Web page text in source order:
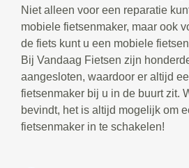
Niet alleen voor een reparatie
mobiele fietsenmaker, maar ook
de fiets kunt u een mobiele
Bij Vandaag Fietsen zijn
aangesloten, waardoor er altijd
fietsenmaker bij u in de buurt zit.
bevindt, het is altijd mogelijk om
fietsenmaker in te schakelen!